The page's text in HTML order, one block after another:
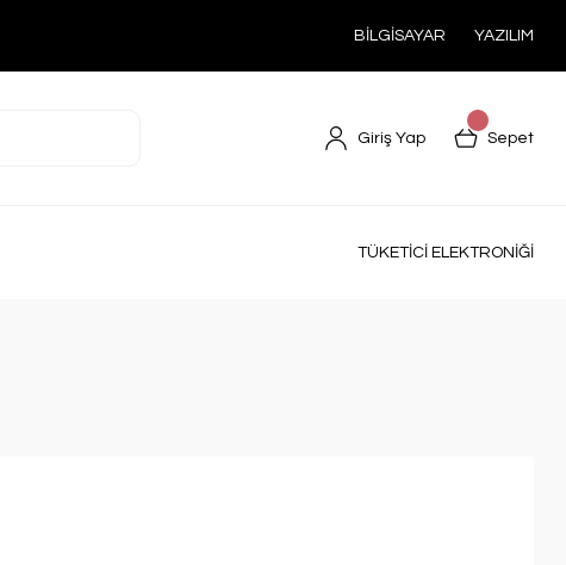
BİLGİSAYAR YAZILIM
Giriş Yap Sepet
TÜKETİCİ ELEKTRONİĞİ